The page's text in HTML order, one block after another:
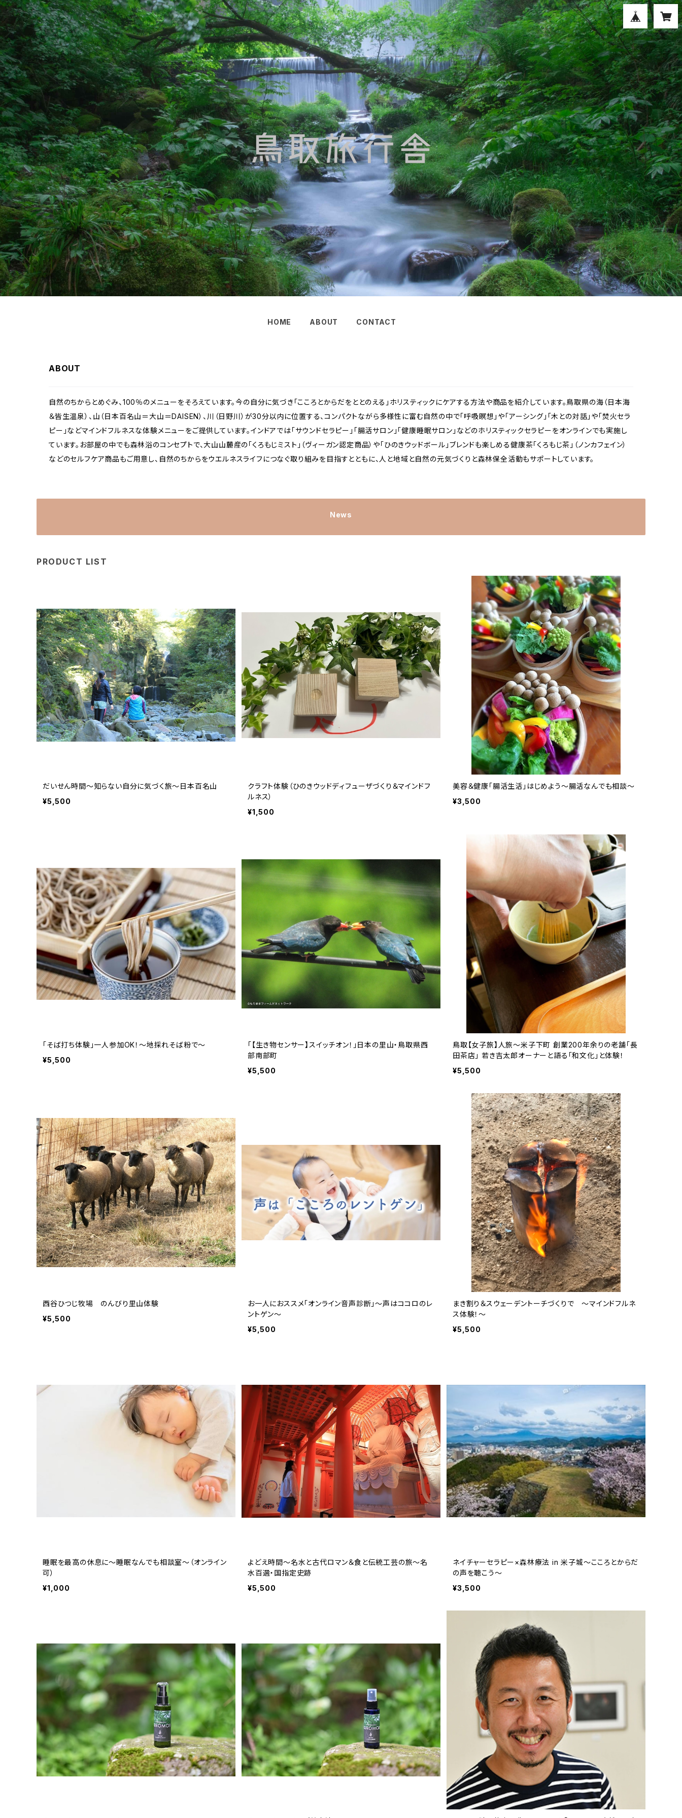
HOME ABOUT CONTACT
ABOUT
自然のちからとめぐみ、100％のメニューをそろえています。今の自分に気づき「こころとからだをととのえる」ホリスティックにケアする方法や商品を紹介しています。鳥取県の海（日本海
＆皆生温泉）、山（日本百名山＝大山＝DAISEN）、川（日野川）が30分以内に位置する、コンパクトながら多様性に富む自然の中で「呼吸瞑想」や「アーシング」「木との対話」や「焚火セラ
ピー」などマインドフルネスな体験メニューをご提供しています。インドアでは「サウンドセラピー」「腸活サロン」「健康睡眠サロン」などのホリスティックセラピーをオンラインでも実施し
ています。お部屋の中でも森林浴のコンセプトで、大山山麓産の「くろもじミスト」（ヴィーガン認定商品）や「ひのきウッドボール」ブレンドも楽しめる健康茶「くろもじ茶」（ノンカフェイン）
などのセルフケア商品もご用意し、自然のちからをウエルネスライフにつなぐ取り組みを目指すとともに、人と地域と自然の元気づくりと森林保全活動もサポートしています。
News
PRODUCT LIST
だいせん時間～知らない自分に気づく旅～日本百名山
¥5,500
クラフト体験（ひのきウッドディフューザづくり＆マインドフ
ルネス）
¥1,500
美容＆健康「腸活生活」はじめよう～腸活なんでも相談～
¥3,500
「そば打ち体験」一人参加OK！～地採れそば粉で～
¥5,500
「【生き物センサー】スイッチオン！」日本の里山・鳥取県西
部南部町
¥5,500
鳥取【女子旅】人旅～米子下町 創業200年余りの老舗「長
田茶店」 若き吉太郎オーナーと語る「和文化」と体験！
¥5,500
西谷ひつじ牧場 のんびり里山体験
¥5,500
お一人におススメ「オンライン音声診断」～声はココロのレ
ントゲン～
¥5,500
まき割り＆スウェーデントーチづくりで ～マインドフルネ
ス体験！～
¥5,500
睡眠を最高の休息に～睡眠なんでも相談室～（オンライン
可）
¥1,000
よどえ時間～名水と古代ロマン＆食と伝統工芸の旅～名
水百選・国指定史跡
¥5,500
ネイチャーセラピー×森林療法 in 米子城～こころとからだ
の声を聴こう～
¥3,500